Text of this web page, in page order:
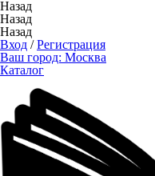
Назад
Назад
Назад
Вход /Регистрация
Ваш город: Москва
Каталог